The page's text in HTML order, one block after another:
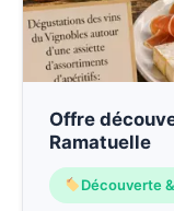
Offre
Ramatuelle
Découverte